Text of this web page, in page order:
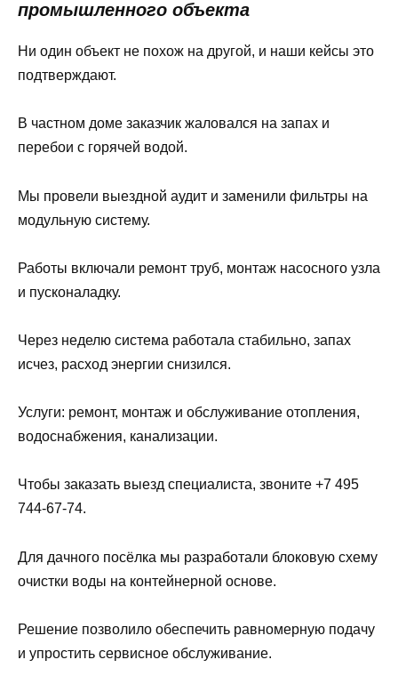
промышленного объекта
Ни один объект не похож на другой, и наши кейсы это
подтверждают.
В частном доме заказчик жаловался на запах и
перебои с горячей водой.
Мы провели выездной аудит и заменили фильтры на
модульную систему.
Работы включали ремонт труб, монтаж насосного узла
и пусконаладку.
Через неделю система работала стабильно, запах
исчез, расход энергии снизился.
Услуги: ремонт, монтаж и обслуживание отопления,
водоснабжения, канализации.
Чтобы заказать выезд специалиста, звоните +7 495
744-67-74.
Для дачного посёлка мы разработали блоковую схему
очистки воды на контейнерной основе.
Решение позволило обеспечить равномерную подачу
и упростить сервисное обслуживание.